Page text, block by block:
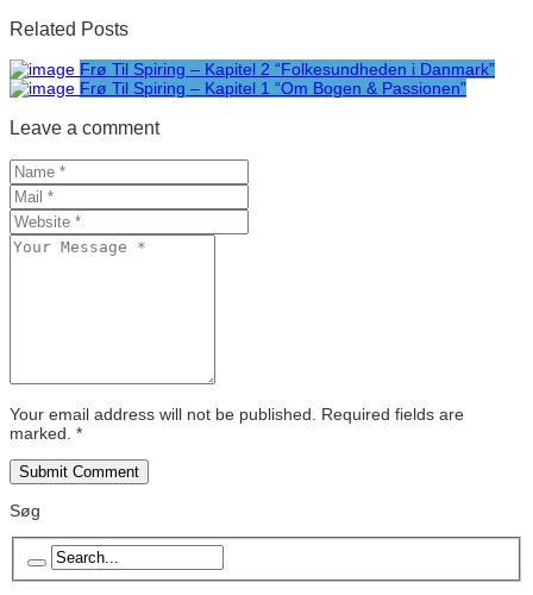
Related Posts
Frø Til Spiring – Kapitel 2 “Folkesundheden i Danmark”
Frø Til Spiring – Kapitel 1 “Om Bogen & Passionen”
Leave a comment
Your email address will not be published. Required fields are
marked. *
Søg